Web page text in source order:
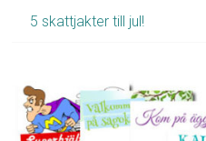
5 skattjakter till jul!